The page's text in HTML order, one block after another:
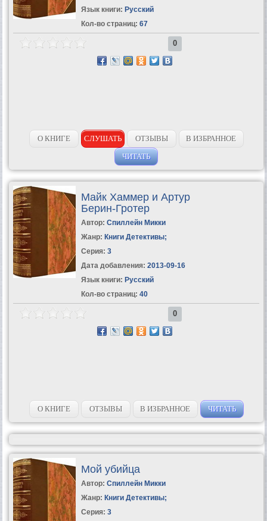
Язык книги: Русский
Кол-во страниц: 67
0
О КНИГЕ СЛУШАТЬ ОТЗЫВЫ
В ИЗБРАННОЕ
ЧИТАТЬ
Майк Хаммер и Артур
Берин-Гротер
Автор: Спиллейн Микки
Жанр: Книги Детективы;
Серия: 3
Дата добавления: 2013-09-16
Язык книги: Русский
Кол-во страниц: 40
0
О КНИГЕ ОТЗЫВЫ В ИЗБРАННОЕ ЧИТАТЬ
Мой убийца
Автор: Спиллейн Микки
Жанр: Книги Детективы;
Серия: 3